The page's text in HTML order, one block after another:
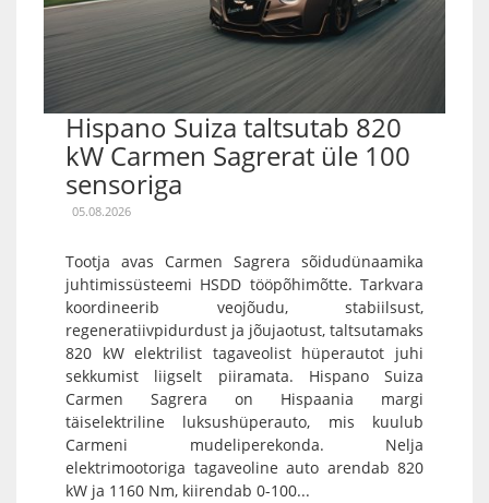
Hispano Suiza taltsutab 820
kW Carmen Sagrerat üle 100
sensoriga
05.08.2026
Tootja avas Carmen Sagrera sõidudünaamika
juhtimissüsteemi HSDD tööpõhimõtte. Tarkvara
koordineerib veojõudu, stabiilsust,
regeneratiivpidurdust ja jõujaotust, taltsutamaks
820 kW elektrilist tagaveolist hüperautot juhi
sekkumist liigselt piiramata. Hispano Suiza
Carmen Sagrera on Hispaania margi
täiselektriline luksushüperauto, mis kuulub
Carmeni mudeliperekonda. Nelja
elektrimootoriga tagaveoline auto arendab 820
kW ja 1160 Nm, kiirendab 0-100...